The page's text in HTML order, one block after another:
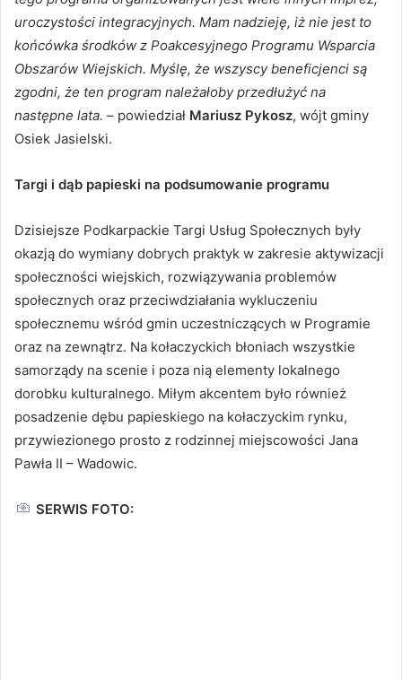
uroczystości integracyjnych. Mam nadzieję, iż nie jest to
końcówka środków z Poakcesyjnego Programu Wsparcia
Obszarów Wiejskich. Myślę, że wszyscy beneficjenci są
zgodni, że ten program należałoby przedłużyć na
następne lata. – powiedział Mariusz Pykosz, wójt gminy
Osiek Jasielski.
Targi i dąb papieski na podsumowanie programu
Dzisiejsze Podkarpackie Targi Usług Społecznych były
okazją do wymiany dobrych praktyk w zakresie aktywizacji
społeczności wiejskich, rozwiązywania problemów
społecznych oraz przeciwdziałania wykluczeniu
społecznemu wśród gmin uczestniczących w Programie
oraz na zewnątrz. Na kołaczyckich błoniach wszystkie
samorządy na scenie i poza nią elementy lokalnego
dorobku kulturalnego. Miłym akcentem było również
posadzenie dębu papieskiego na kołaczyckim rynku,
przywiezionego prosto z rodzinnej miejscowości Jana
Pawła II – Wadowic.
SERWIS FOTO: